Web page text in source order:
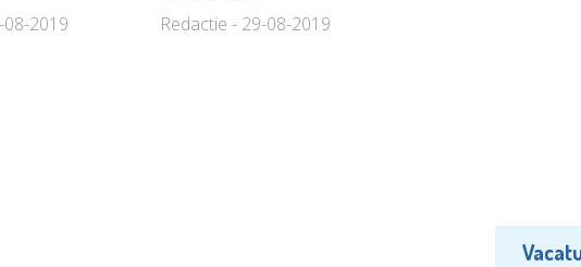
08-2019
Redactie - 29-08-2019